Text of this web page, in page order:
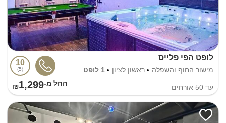
לופט הפי פלייס
מישור החוף והשפלה ראשון לציון 1 לופט
10
5
עד 50 אורחים החל מ-₪1,299